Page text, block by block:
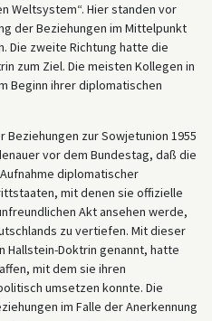
Weltsystem“. Hier standen vor
der Beziehungen im Mittelpunkt
Die zweite Richtung hatte die
zum Ziel. Die meisten Kollegen in
Beginn ihrer diplomatischen
zur Sowjetunion 1955
vor dem Bundestag, daß die
diplomatischer
mit denen sie offizielle
Akt ansehen werde,
zu vertiefen. Mit dieser
Hallstein-Doktrin genannt, hatte
mit dem sie ihren
umsetzen konnte. Die
im Falle der Anerkennung